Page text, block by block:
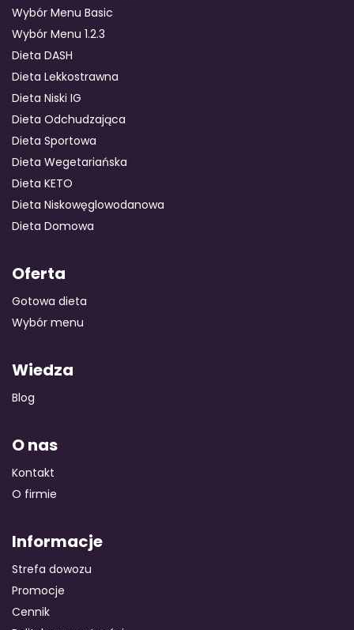
Wybór Menu Basic
Wybór Menu 1.2.3
Dieta DASH
Dieta Lekkostrawna
Dieta Niski IG
Dieta Odchudzająca
Dieta Sportowa
Dieta Wegetariańska
Dieta KETO
Dieta Niskowęglowodanowa
Dieta Domowa
Oferta
Gotowa dieta
Wybór menu
Wiedza
Blog
O nas
Kontakt
O firmie
Informacje
Strefa dowozu
Promocje
Cennik